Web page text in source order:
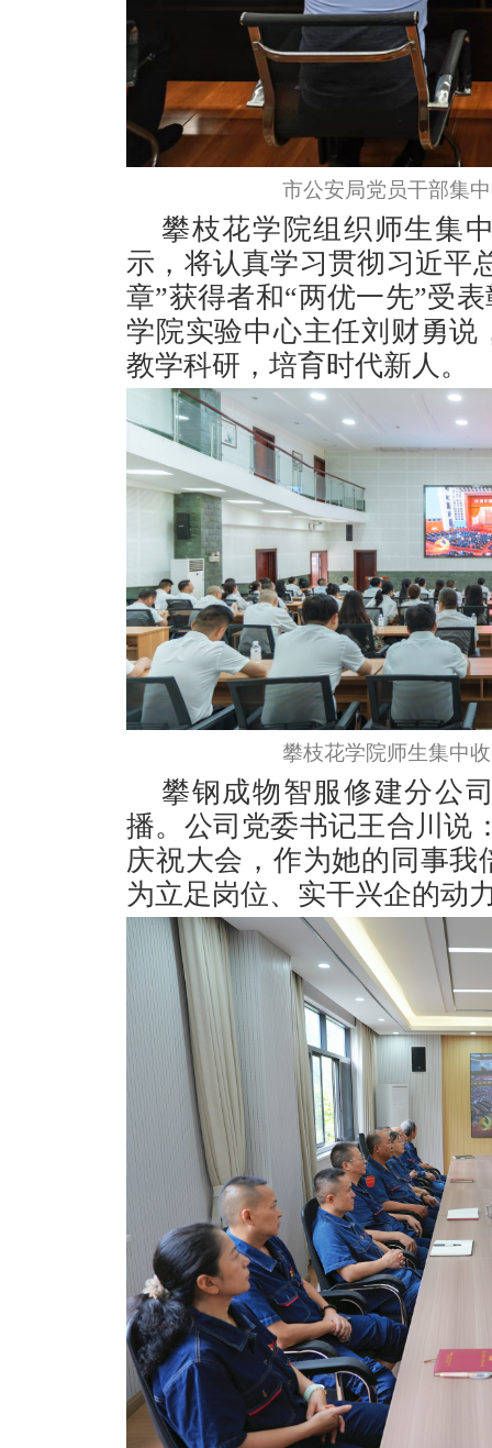
市公安局党员干部集
攀枝花学院组织师生集
示，将认真学习贯彻习近平
章”获得者和“两优一先”受
学院实验中心主任刘财勇
教学科研，培育时代新人。
攀枝花学院师生集中
攀钢成物智服修建分公
播。公司党委书记王合川说
庆祝大会，作为她的同事
为立足岗位、实干兴企的动